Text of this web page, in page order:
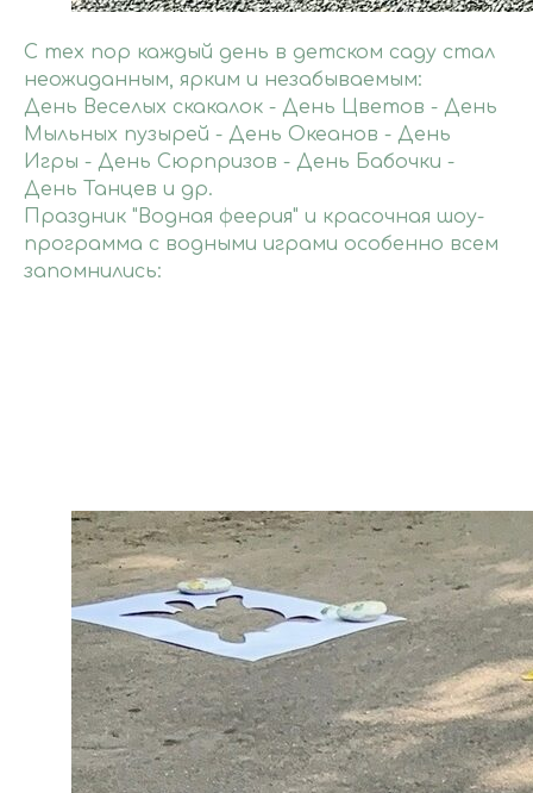
С тех пор каждый день в детском саду стал
неожиданным, ярким и незабываемым:
День Веселых скакалок - День Цветов - День
Мыльных пузырей - День Океанов - День
Игры - День Сюрпризов - День Бабочки -
День Танцев и др.
Праздник "Водная феерия" и красочная шоу-
программа с водными играми особенно всем
запомнились: